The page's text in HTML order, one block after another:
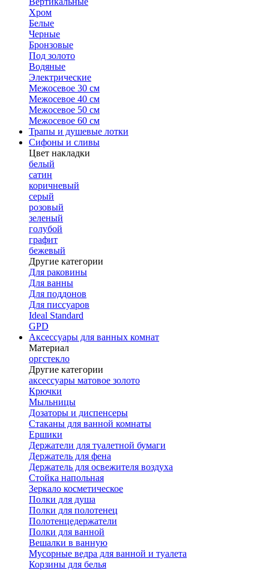
Хром
Белые
Черные
Бронзовые
Под золото
Водяные
Электрические
Межосевое 30 см
Межосевое 40 см
Межосевое 50 см
Межосевое 60 см
Трапы и душевые лотки
Сифоны и сливы
Цвет накладки
белый
сатин
коричневый
серый
розовый
зеленый
голубой
графит
бежевый
Другие категории
Для раковины
Для ванны
Для поддонов
Для писсуаров
Ideal Standard
GPD
Аксессуары для ванных комнат
Материал
оргстекло
Другие категории
аксессуары матовое золото
Крючки
Мыльницы
Дозаторы и диспенсеры
Стаканы для ванной комнаты
Ершики
Держатели для туалетной бумаги
Держатель для фена
Держатель для освежителя воздуха
Стойка напольная
Зеркало косметическое
Полки для душа
Полки для полотенец
Полотенцедержатели
Полки для ванной
Вешалки в ванную
Мусорные ведра для ванной и туалета
Корзины для белья